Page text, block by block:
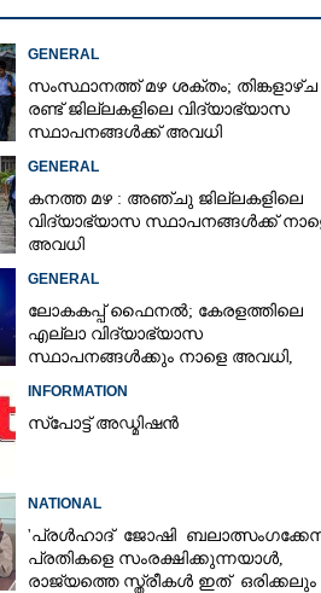
GENERAL
സംസ്ഥാനത്ത് മഴ ശക്തം; തിങ്കളാഴ്ച
രണ്ട് ജില്ലകളിലെ വിദ്യാഭ്യാസ
സ്ഥാപനങ്ങൾക്ക് അവധി
GENERAL
കനത്ത മഴ : അഞ്ചു ജില്ലകളിലെ
വിദ്യാഭ്യാസ സ്ഥാപനങ്ങൾക്ക്
അവധി
GENERAL
ലോകകപ്പ് ഫൈനൽ; കേരളത്തിലെ
എല്ലാ വിദ്യാഭ്യാസ
സ്ഥാപനങ്ങൾക്കും നാളെ അവധി,​
INFORMATION
സ്പോട്ട് അഡ്മിഷൻ
NATIONAL
'പ്രൾഹാദ് ജോഷി
പ്രതികളെ സംരക്ഷിക്കുന്നയാൾ,
രാജ്യത്തെ സ്ത്രീകൾ ഇത് ഒരിക്കലും